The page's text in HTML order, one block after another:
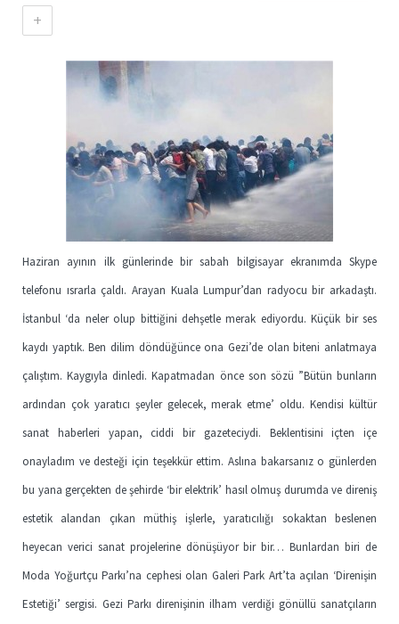
+
Haziran ayının ilk günlerinde bir sabah bilgisayar ekranımda Skype
telefonu ısrarla çaldı. Arayan Kuala Lumpur’dan radyocu bir arkadaştı.
İstanbul ‘da neler olup bittiğini dehşetle merak ediyordu. Küçük bir ses
kaydı yaptık. Ben dilim döndüğünce ona Gezi’de olan biteni anlatmaya
çalıştım. Kaygıyla dinledi. Kapatmadan önce son sözü ”Bütün bunların
ardından çok yaratıcı şeyler gelecek, merak etme’ oldu. Kendisi kültür
sanat haberleri yapan, ciddi bir gazeteciydi. Beklentisini içten içe
onayladım ve desteği için teşekkür ettim. Aslına bakarsanız o günlerden
bu yana gerçekten de şehirde ‘bir elektrik’ hasıl olmuş durumda ve direniş
estetik alandan çıkan müthiş işlerle, yaratıcılığı sokaktan beslenen
heyecan verici sanat projelerine dönüşüyor bir bir… Bunlardan biri de
Moda Yoğurtçu Parkı’na cephesi olan Galeri Park Art’ta açılan ‘Direnişin
Estetiği’ sergisi. Gezi Parkı direnişinin ilham verdiği gönüllü sanatçıların